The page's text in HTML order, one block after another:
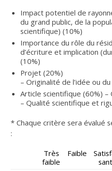
Impact potentiel de
du grand public, de la
scientifique) (10%)
Importance du rôle du
d’écriture et implication
(10%)
Projet (20%)
– Originalité de l’idée ou
Article scientifique (60%) –
– Qualité scientifique et
* Chaque critère sera évalué
:
Très
faible
Faible
sant